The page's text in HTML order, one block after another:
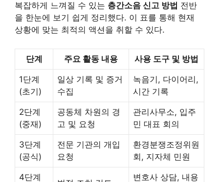
복잡하게 느껴질 수 있는 층간소음 신고 방법 전반
을 한눈에 보기 쉽게 정리했다. 이 표를 통해 현재
상황에 맞는 최적의 액션을 취할 수 있다.
단계 주요 활동 내용 사용 도구 및 방법
1단계
(초기)
일상 기록 및 증거
수집
녹음기, 다이어리,
시간 기록
2단계
(중재)
공동체 차원의 경
고 및 요청
관리사무소, 입주
민 대표 회의
3단계
(공식)
전문 기관의 개입
요청
환경분쟁조정위원
회, 지자체 민원
4단계 변호사 상담, 내용